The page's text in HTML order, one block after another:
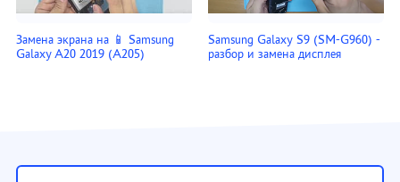
Замена экрана на 📱 Samsung
Galaxy A20 2019 (A205)
Samsung Galaxy S9 (SM-G960) -
разбор и замена дисплея